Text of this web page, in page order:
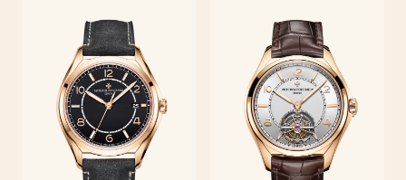
Fiftysix伍陆之型系列
Fiftysix伍陆之型系列得名于20世纪中叶的一枚标志性表款，巧妙融合现
代、优雅而随性的设计美学，尽显都市风范。简洁线条搭配多种精妙复杂
功能，令佩戴与读时皆轻松自如。
探索系列